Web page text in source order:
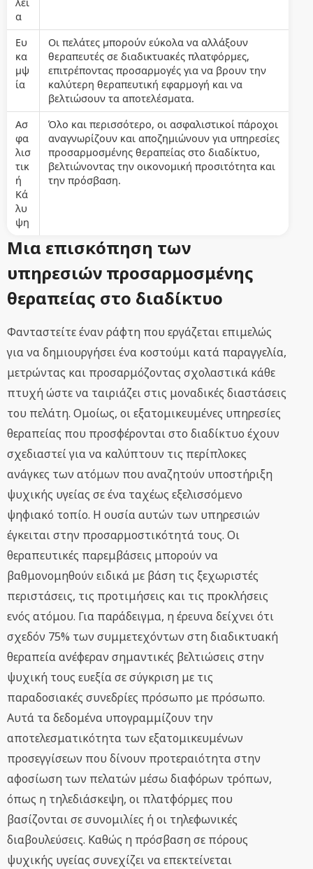
α
Ευ
κα
μψ
ία
Οι πελάτες μπορούν εύκολα να αλλάξουν
θεραπευτές σε διαδικτυακές πλατφόρμες,
επιτρέποντας προσαρμογές για να βρουν την
καλύτερη θεραπευτική εφαρμογή και να
βελτιώσουν τα αποτελέσματα.
Ασ
φα
λισ
τικ
ή
Κά
λυ
ψη
Όλο και περισσότερο, οι ασφαλιστικοί πάροχοι
αναγνωρίζουν και αποζημιώνουν για υπηρεσίες
προσαρμοσμένης θεραπείας στο διαδίκτυο,
βελτιώνοντας την οικονομική προσιτότητα και
την πρόσβαση.
Μια επισκόπηση των
υπηρεσιών προσαρμοσμένης
θεραπείας στο διαδίκτυο
Φανταστείτε έναν ράφτη που εργάζεται επιμελώς
για να δημιουργήσει ένα κοστούμι κατά παραγγελία,
μετρώντας και προσαρμόζοντας σχολαστικά κάθε
πτυχή ώστε να ταιριάζει στις μοναδικές διαστάσεις
του πελάτη. Ομοίως, οι εξατομικευμένες υπηρεσίες
θεραπείας που προσφέρονται στο διαδίκτυο έχουν
σχεδιαστεί για να καλύπτουν τις περίπλοκες
ανάγκες των ατόμων που αναζητούν υποστήριξη
ψυχικής υγείας σε ένα ταχέως εξελισσόμενο
ψηφιακό τοπίο. Η ουσία αυτών των υπηρεσιών
έγκειται στην προσαρμοστικότητά τους. Οι
θεραπευτικές παρεμβάσεις μπορούν να
βαθμονομηθούν ειδικά με βάση τις ξεχωριστές
περιστάσεις, τις προτιμήσεις και τις προκλήσεις
ενός ατόμου. Για παράδειγμα, η έρευνα δείχνει ότι
σχεδόν 75% των συμμετεχόντων στη διαδικτυακή
θεραπεία ανέφεραν σημαντικές βελτιώσεις στην
ψυχική τους ευεξία σε σύγκριση με τις
παραδοσιακές συνεδρίες πρόσωπο με πρόσωπο.
Αυτά τα δεδομένα υπογραμμίζουν την
αποτελεσματικότητα των εξατομικευμένων
προσεγγίσεων που δίνουν προτεραιότητα στην
αφοσίωση των πελατών μέσω διαφόρων τρόπων,
όπως η τηλεδιάσκεψη, οι πλατφόρμες που
βασίζονται σε συνομιλίες ή οι τηλεφωνικές
διαβουλεύσεις. Καθώς η πρόσβαση σε πόρους
ψυχικής υγείας συνεχίζει να επεκτείνεται